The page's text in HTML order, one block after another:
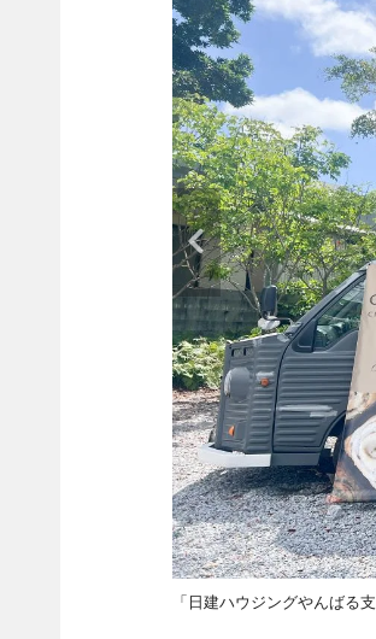
「日建ハウジングやんばる